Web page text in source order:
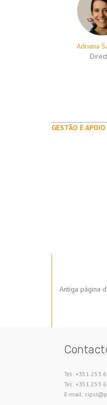
Adriana
GESTÃO E
Antiga página
Tel: +351 253
Tel: +351 253
E-mail: